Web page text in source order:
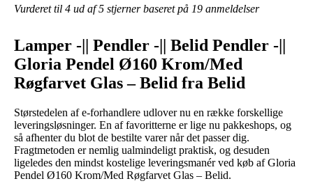
Vurderet til 4 ud af 5 stjerner baseret på 19 anmeldelser
Lamper -|| Pendler -|| Belid Pendler -||
Gloria Pendel Ø160 Krom/Med
Røgfarvet Glas – Belid fra Belid
Størstedelen af e-forhandlere udlover nu en række forskellige
leveringsløsninger. En af favoritterne er lige nu pakkeshops, og
så afhenter du blot de bestilte varer når det passer dig.
Fragtmetoden er nemlig ualmindeligt praktisk, og desuden
ligeledes den mindst kostelige leveringsmanér ved køb af Gloria
Pendel Ø160 Krom/Med Røgfarvet Glas – Belid.